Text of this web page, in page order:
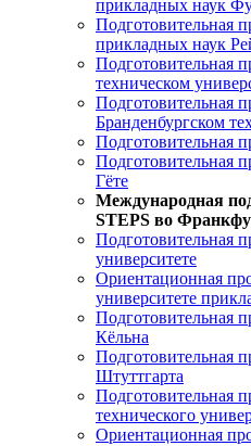
прикладных наук
Подготовительная
прикладных наук
Подготовительная
техническом
Подготовительная
Бранденбургском
Подготовительная
Подготовительная
Гёте
Международная
STEPS во
Подготовительная
университете
Ориентационная
университете
Подготовительная
Кёльна
Подготовительная
Штуттгарта
Подготовительная
технического
Ориентационная